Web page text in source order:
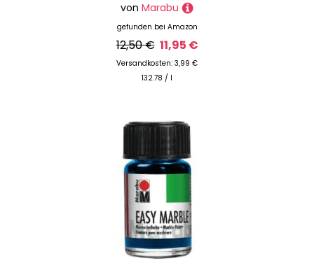
von Marabu
gefunden bei Amazon
12,50 € 11,95 €
Versandkosten: 3,99 €
132.78 / l